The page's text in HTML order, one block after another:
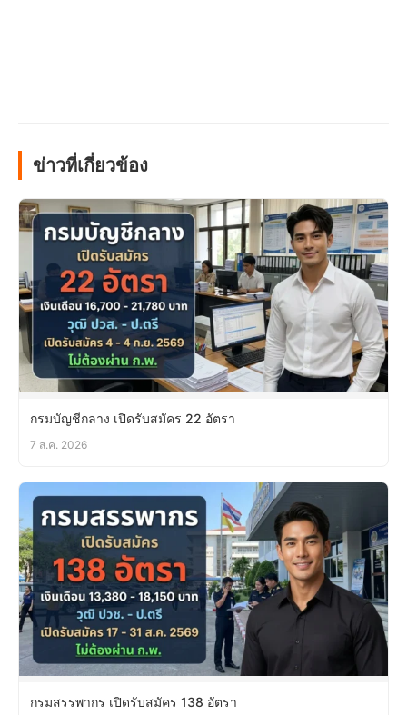
ข่าวที่เกี่ยวข้อง
กรมบัญชีกลาง เปิดรับสมัคร 22 อัตรา
7 ส.ค. 2026
กรมสรรพากร เปิดรับสมัคร 138 อัตรา